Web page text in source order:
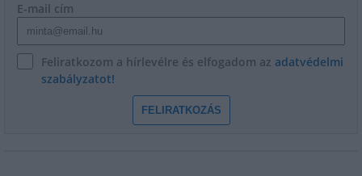
E-mail cím
Feliratkozom a hírlevélre és elfogadom az adatvédelmi
szabályzatot!
FELIRATKOZÁS